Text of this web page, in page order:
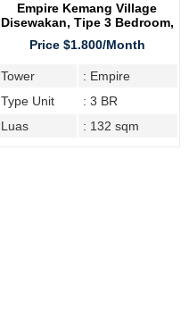
Empire Kemang Village
Disewakan, Tipe 3 Bedroom,
Furnish
Price $1.800/Month
Tower
: Empire
Type Unit
: 3 BR
Luas
: 132 sqm